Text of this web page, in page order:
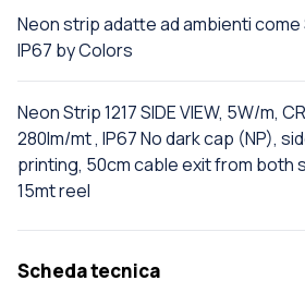
Neon strip adatte ad ambienti come
IP67 by Colors
Neon Strip 1217 SIDE VIEW, 5W/m,
280lm/mt , IP67 No dark cap (NP),
printing, 50cm cable exit from both
15mt reel
Scheda tecnica